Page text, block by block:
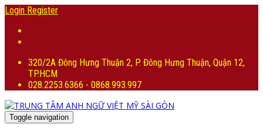
Login Register
320/2A Đông Hưng Thuận 2, P. Đông Hưng Thuận, Quận 12,
TP.HCM
028.2253.6366 - 0868.993.997
Toggle navigation